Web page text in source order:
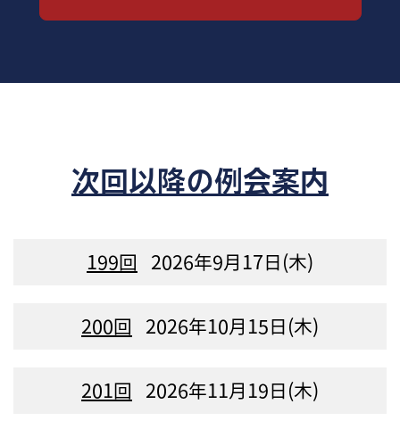
次回以降の例会案内
199回 2026年9月17日(木)
200回 2026年10月15日(木)
201回 2026年11月19日(木)